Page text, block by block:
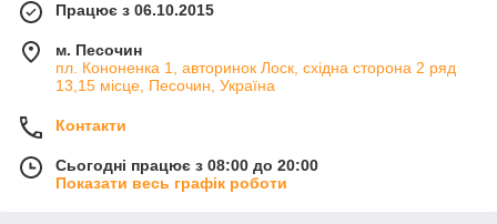
Працює з 06.10.2015
м. Песочин
пл. Кононенка 1, авторинок Лоск, східна сторона 2 ряд
13,15 місце, Песочин, Україна
Контакти
Сьогодні працює з 08:00 до 20:00
Показати весь графік роботи